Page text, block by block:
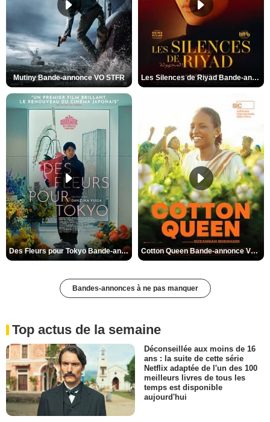
Mutiny Bande-annonce VO STFR Les Silences de Riyad Bande-annonce VO STFR
Des Fleurs pour Tokyo Bande-annonce VO STFR Cotton Queen Bande-annonce VO STFR
Bandes-annonces à ne pas manquer
Top actus de la semaine
Déconseillée aux moins de 16
ans : la suite de cette série
Netflix adaptée de l'un des 100
meilleurs livres de tous les
temps est disponible
aujourd'hui